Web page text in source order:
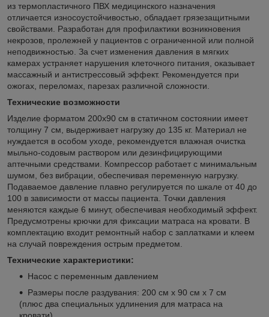
из термопластичного ПВХ медицинского назначения
отличается износоустойчивостью, обладает грязезащитными
свойствами. Разработан для профилактики возникновения
некрозов, пролежней у пациентов с ограниченной или полной
неподвижностью. За счет изменения давления в мягких
камерах устраняет нарушения клеточного питания, оказывает
массажный и антистрессовый эффект. Рекомендуется при
ожогах, переломах, парезах различной сложности.
Технические возможности
Изделие форматом 200х90 см в статичном состоянии имеет
толщину 7 см, выдерживает нагрузку до 135 кг. Материал не
нуждается в особом уходе, рекомендуется влажная очистка
мыльно-содовым раствором или дезинфицирующими
аптечными средствами. Компрессор работает с минимальным
шумом, без вибрации, обеспечивая переменную нагрузку.
Подаваемое давление плавно регулируется по шкале от 40 до
100 в зависимости от массы пациента. Точки давления
меняются каждые 6 минут, обеспечивая необходимый эффект.
Предусмотрены крючки для фиксации матраса на кровати. В
комплектацию входит ремонтный набор с заплатками и клеем
на случай повреждения острым предметом.
Технические характеристики:
Насос с переменным давлением
Размеры после раздувания: 200 см x 90 см x 7 см
(плюс два специальных удлинения для матраса на
кровати)